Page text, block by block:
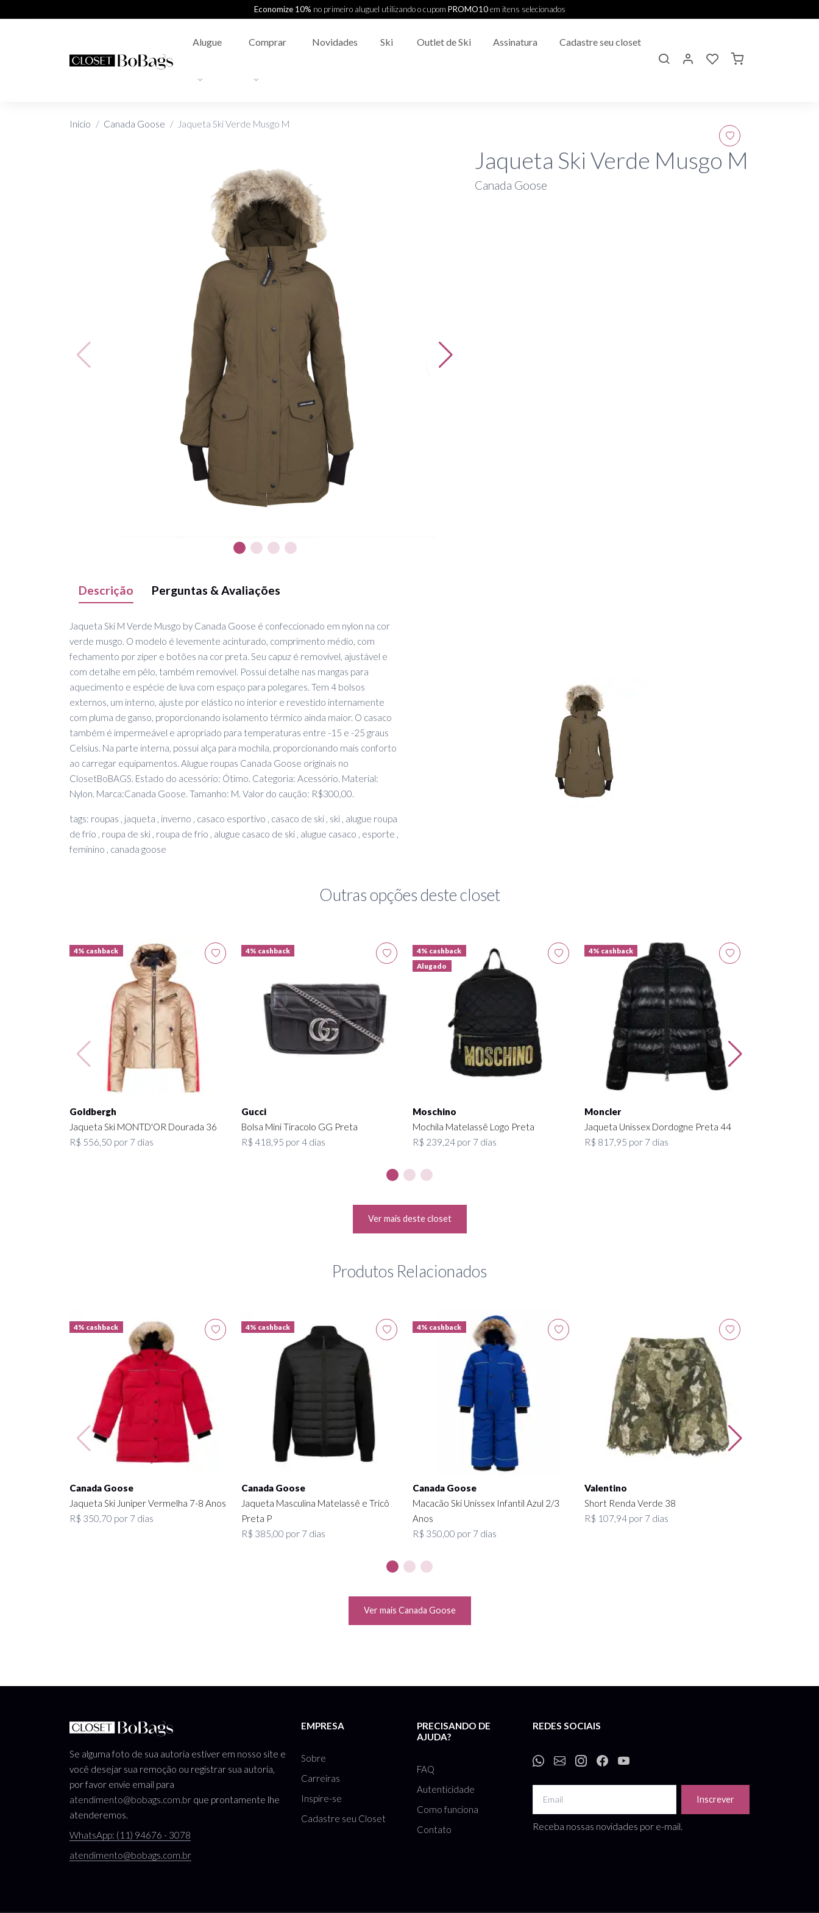
Economize 10% no primeiro aluguel utilizando o cupom PROMO10em itens selecionados
Alugue Comprar Novidades Ski Outlet de Ski Assinatura Cadastre seu closet
Início Canada Goose Jaqueta Ski Verde Musgo M
Jaqueta Ski Verde Musgo M
Canada Goose
Descrição Perguntas & Avaliações
Jaqueta Ski M Verde Musgo by Canada Goose é confeccionado em nylon na cor
verde musgo. O modelo é levemente acinturado, comprimento médio, com
fechamento por zíper e botões na cor preta. Seu capuz é removível, ajustável e
com detalhe em pêlo, também removível. Possui detalhe nas mangas para
aquecimento e espécie de luva com espaço para polegares. Tem 4 bolsos
externos, um interno, ajuste por elástico no interior e revestido internamente
com pluma de ganso, proporcionando isolamento térmico ainda maior. O casaco
também é impermeável e apropriado para temperaturas entre -15 e -25 graus
Celsius. Na parte interna, possui alça para mochila, proporcionando mais conforto
ao carregar equipamentos. Alugue roupas Canada Goose originais no
ClosetBoBAGS. Estado do acessório: Ótimo. Categoria: Acessório. Material:
Nylon. Marca:Canada Goose. Tamanho: M. Valor do caução: R$300,00.
tags: roupas , jaqueta , inverno , casaco esportivo , casaco de ski , ski , alugue roupa
de frio , roupa de ski , roupa de frio , alugue casaco de ski , alugue casaco , esporte ,
feminino , canada goose
Outras opções deste closet
4% cashback
Goldbergh
Jaqueta Ski MONTD'OR Dourada 36
R$ 556,50 por 7 dias
4% cashback
Gucci
Bolsa Mini Tiracolo GG Preta
R$ 418,95 por 4 dias
4% cashback
Alugado
Moschino
Mochila Matelassê Logo Preta
R$ 239,24 por 7 dias
4% cashback
Moncler
Jaqueta Unissex Dordogne Preta 44
R$ 817,95 por 7 dias
Ver mais deste closet
Produtos Relacionados
4% cashback
Canada Goose
Jaqueta Ski Juniper Vermelha 7-8 Anos
R$ 350,70 por 7 dias
4% cashback
Canada Goose
Jaqueta Masculina Matelassê e Tricô
Preta P
R$ 385,00 por 7 dias
4% cashback
Canada Goose
Macacão Ski Unissex Infantil Azul 2/3
Anos
R$ 350,00 por 7 dias
Valentino
Short Renda Verde 38
R$ 107,94 por 7 dias
Ver mais Canada Goose
Se alguma foto de sua autoria estiver em nosso site e
você desejar sua remoção ou registrar sua autoria,
por favor envie email para
atendimento@bobags.com.br que prontamente lhe
atenderemos.
WhatsApp: (11) 94676 - 3078
atendimento@bobags.com.br
EMPRESA
Sobre
Carreiras
Inspire-se
Cadastre seu Closet
PRECISANDO DE
AJUDA?
FAQ
Autenticidade
Como funciona
Contato
REDES SOCIAIS
Inscrever
Receba nossas novidades por e-mail.